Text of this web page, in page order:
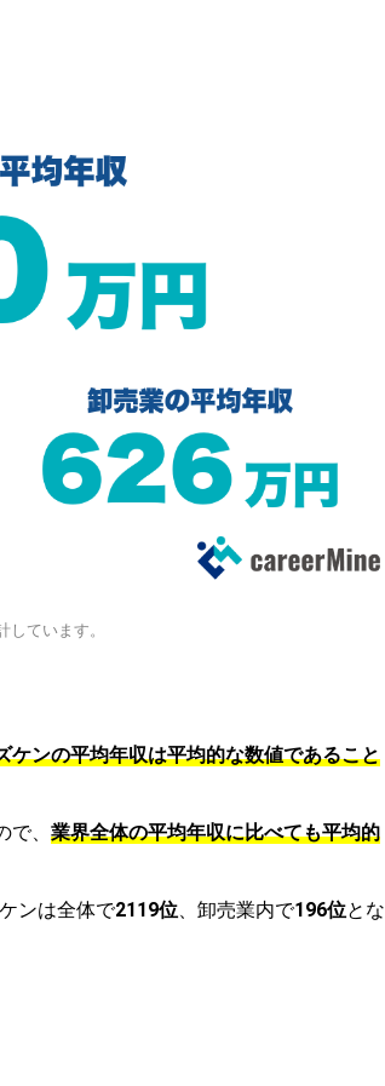
しています。
ケンの平均年収は平均的な数値であること
で、 業界全体の平均年収に比べても平均的
ンは全体で2119位、卸売業内で196位とな